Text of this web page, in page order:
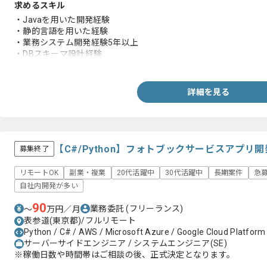
求めるスキル
・Javaを用いた開発経験
・静的言語を用いた経験
・業務システム開発経験5年以上
・DBスキーマ設計経験
詳細を見る
募集終了 【C#/Python】フォトブックサービスアプリ
リモートOK 副業・複業 20代活躍中 30代活躍中 長期案件
急
自社内開発が多い
〜90万円／月 業務委託(フリーランス)
表参道(東京都)/フルリモート
Python / C# / AWS / Microsoft Azure / Google Cloud Platform
サーバーサイドエンジニア / システムエンジニア(SE)
※稼働日数や時間帯はご相談の後、正式決定となります。